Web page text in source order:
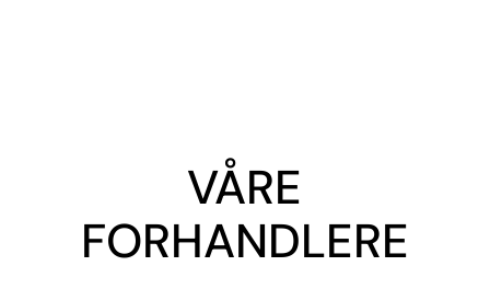
VÅRE
FORHANDLERE